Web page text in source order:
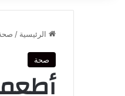
الرئيسية /
صحة